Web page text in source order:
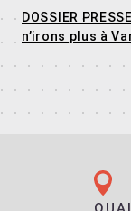
DOSSIER
n’irons plus à